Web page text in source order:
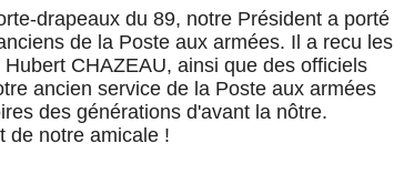
drapeaux du 89, notre Président a porté
de la Poste aux armées. Il a recu les
CHAZEAU, ainsi que des officiels
ancien service de la Poste aux armées
des générations d'avant la nôtre.
de notre amicale !